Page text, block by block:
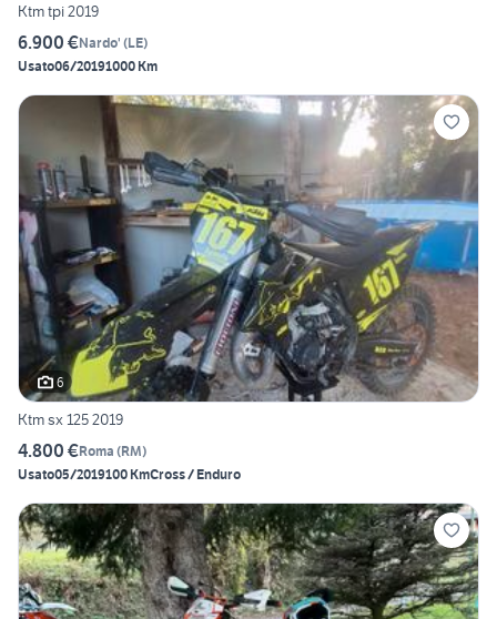
Ktm tpi 2019
6.900 €Nardo' (LE)
Usato06/20191000 Km
6
Ktm sx 125 2019
4.800 €Roma (RM)
Usato05/2019100 KmCross / Enduro